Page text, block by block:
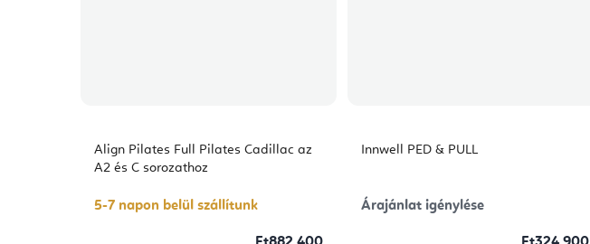
Align Pilates Full Pilates Cadillac az
A2 és C sorozathoz
5-7 napon belül szállítunk
Innwell PED & PULL
Árajánlat igénylése